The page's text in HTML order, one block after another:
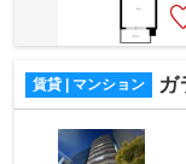
賃貸 | マンション ガ